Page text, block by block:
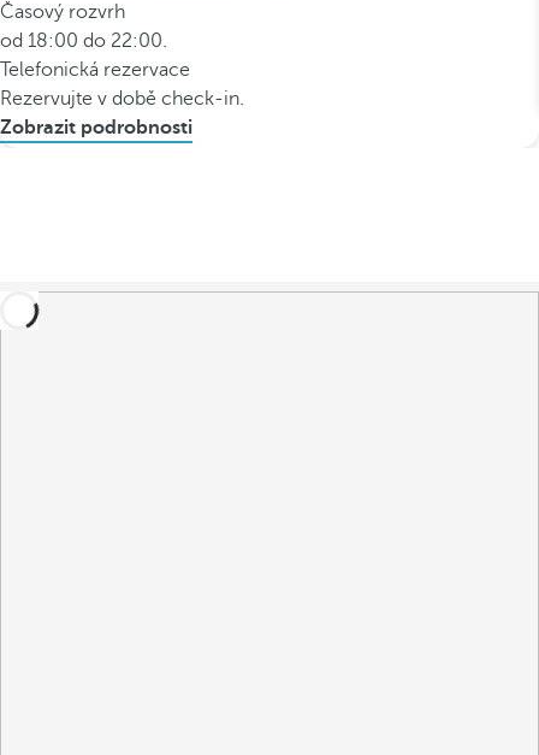
Časový rozvrh
od 18:00 do 22:00.
Telefonická rezervace
Rezervujte v době check-in.
Zobrazit podrobnosti